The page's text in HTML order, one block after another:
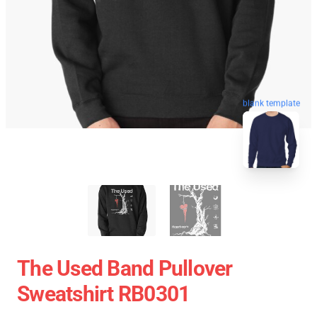
blank template
The Used Band Pullover
Sweatshirt RB0301